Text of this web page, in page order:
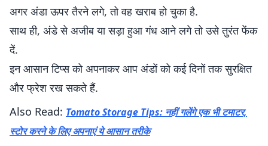
अगर अंडा ऊपर तैरने लगे, तो वह खराब हो चुका है.
साथ ही, अंडे से अजीब या सड़ा हुआ गंध आने लगे तो उसे तुरंत फेंक
दें.
इन आसान टिप्स को अपनाकर आप अंडों को कई दिनों तक सुरक्षित
और फ्रेश रख सकते हैं.
Also Read: Tomato Storage Tips: नहीं गलेंगे एक भी टमाटर,
स्टोर करने के लिए अपनाएं ये आसान तरीके